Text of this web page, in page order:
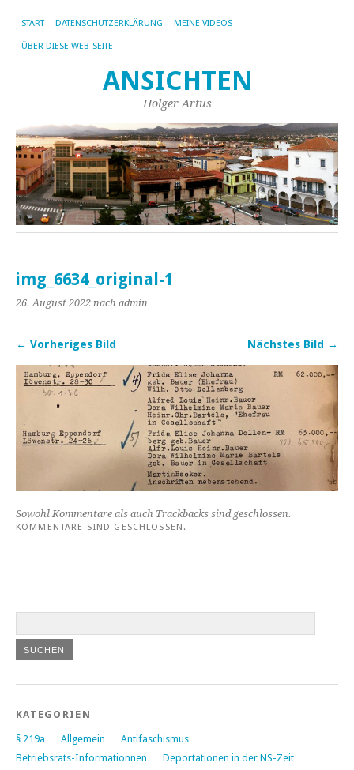
START DATENSCHUTZERKLÄRUNG MEINE VIDEOS
ÜBER DIESE WEB-SEITE
ANSICHTEN
Holger Artus
img_6634_original-1
26. August 2022 nach admin
← Vorheriges Bild Nächstes Bild →
Sowohl Kommentare als auch Trackbacks sind geschlossen.
KOMMENTARE SIND GESCHLOSSEN.
KATEGORIEN
§ 219a Allgemein
Antifaschismus
Betriebsrats-Informationnen
Deportationen in der NS-Zeit